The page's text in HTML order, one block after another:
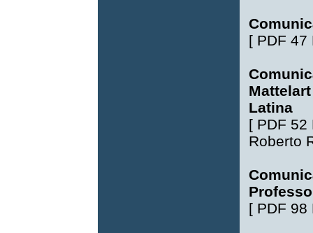
[ PDF 47
Latina
[ PDF 52
Roberto
[ PDF 98